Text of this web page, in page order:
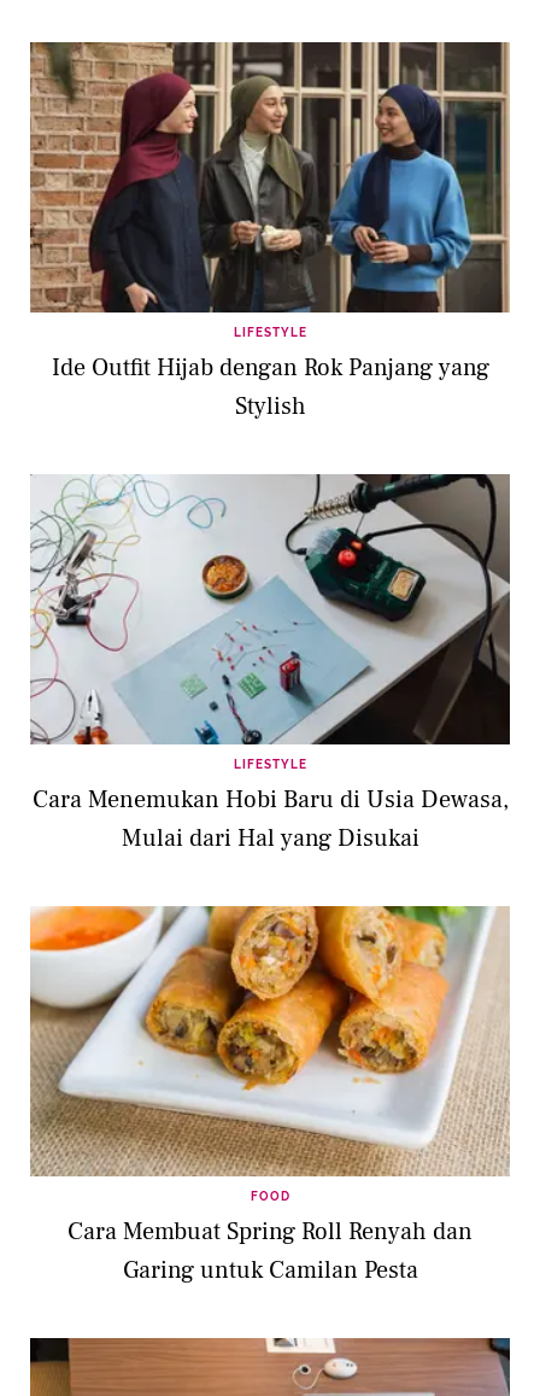
LIFESTYLE
Ide Outfit Hijab dengan Rok Panjang yang
Stylish
LIFESTYLE
Cara Menemukan Hobi Baru di Usia Dewasa,
Mulai dari Hal yang Disukai
FOOD
Cara Membuat Spring Roll Renyah dan
Garing untuk Camilan Pesta